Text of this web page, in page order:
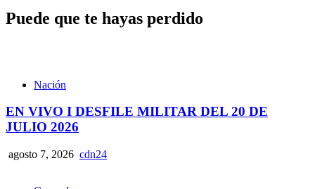
Puede que te hayas perdido
Nación
EN VIVO I DESFILE MILITAR DEL 20 DE
JULIO 2026
agosto 7, 2026 cdn24